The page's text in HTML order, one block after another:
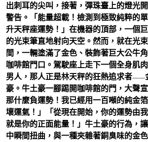
出刺耳的尖叫，接著，彈珠臺上的燈光
警告。「能量超載！檢測到極致純粹的
升天秤座運勢！」在機器的頂部，一個
的光束筆直地射向天空。然而，就在光
間，一輛塗滿了金色、裝飾著巨大公牛
咖啡館門口。駕駛座上走下一個全身肌
男人，那人正是林天秤的狂熱追求者——
豪。牛土豪一腳踢開咖啡館的門，大聲
那什麼負運勢！我已經用一百噸的純金
壞運氣！」「從現在開始，你的運勢由
就是你的正面能量！」牛土豪的行為，
中瞬間扭曲，與一種夾雜著銅臭味的金